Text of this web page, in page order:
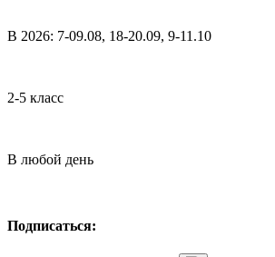
В 2026: 7-09.08, 18-20.09, 9-11.10
2-5 класс
В любой день
Подписаться: